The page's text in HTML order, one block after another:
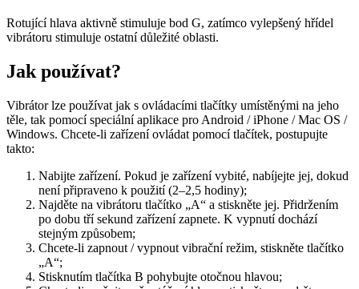
Rotující hlava aktivně stimuluje bod G, zatímco vylepšený hřídel
vibrátoru stimuluje ostatní důležité oblasti.
Jak používat?
Vibrátor lze používat jak s ovládacími tlačítky umístěnými na jeho
těle, tak pomocí speciální aplikace pro Android / iPhone / Mac OS /
Windows. Chcete-li zařízení ovládat pomocí tlačítek, postupujte
takto:
Nabijte zařízení. Pokud je zařízení vybité, nabíjejte jej, dokud
není připraveno k použití (2–2,5 hodiny);
Najděte na vibrátoru tlačítko „A“ a stiskněte jej. Přidržením
po dobu tří sekund zařízení zapnete. K vypnutí dochází
stejným způsobem;
Chcete-li zapnout / vypnout vibrační režim, stiskněte tlačítko
„A“;
Stisknutím tlačítka B pohybujte otočnou hlavou;